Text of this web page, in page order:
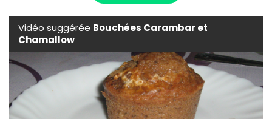
Vidéo suggérée Bouchées Carambar et
Chamallow